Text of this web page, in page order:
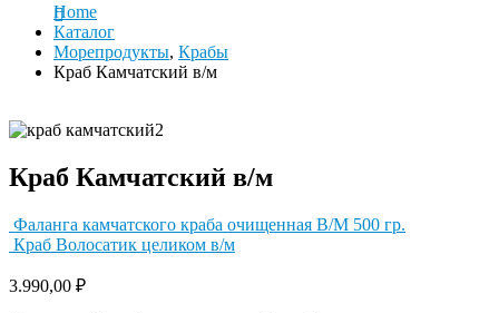
Home
Каталог
Морепродукты, Крабы
Краб Камчатский в/м
Краб Камчатский в/м
Фаланга камчатского краба очищенная В/М 500 гр.
Краб Волосатик целиком в/м
3.990,00 ₽